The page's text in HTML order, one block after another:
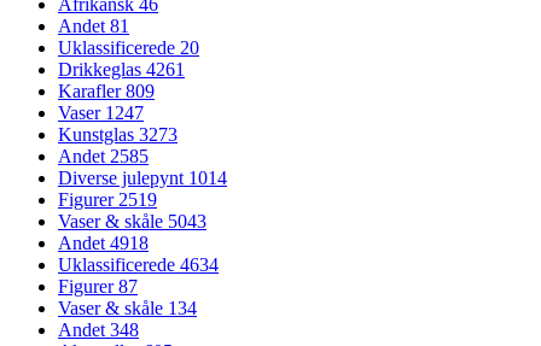
Afrikansk 46
Andet81
Uklassificerede 20
Drikkeglas 4261
Karafler809
Vaser 1247
Kunstglas 3273
Andet2585
Diverse julepynt 1014
Figurer2519
Vaser & skåle 5043
Andet4918
Uklassificerede 4634
Figurer87
Vaser & skåle 134
Andet348